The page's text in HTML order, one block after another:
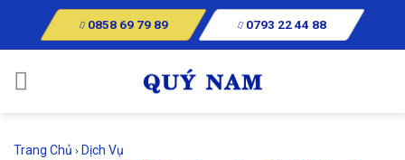
0858 69 79 89 0793 22 44 88
Trang Chủ › Dịch Vụ